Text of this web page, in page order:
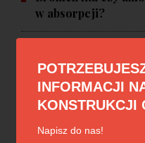
w absorpcji?
INFORMACJI
KONSTRUKCJI
Napisz do nas!